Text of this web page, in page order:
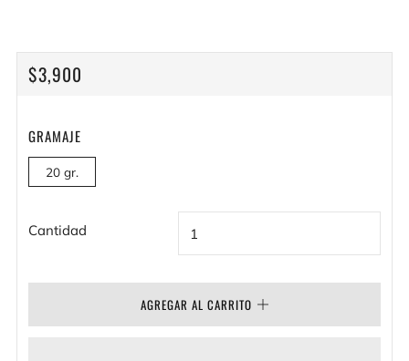
PRECIO
$3,900
GRAMAJE
20 gr.
Cantidad
AGREGAR AL CARRITO